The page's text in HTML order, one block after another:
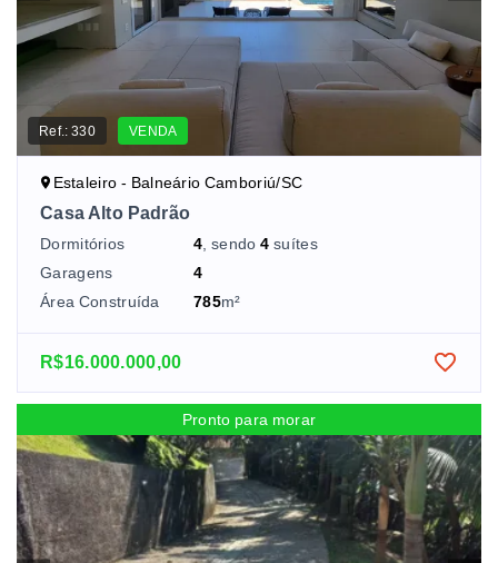
Ref.:330 VENDA
Estaleiro - Balneário Camboriú/SC
Casa Alto Padrão
Dormitórios 4 , sendo4 suítes
Garagens
4
Área Construída
785m²
R$16.000.000,00
Pronto para morar